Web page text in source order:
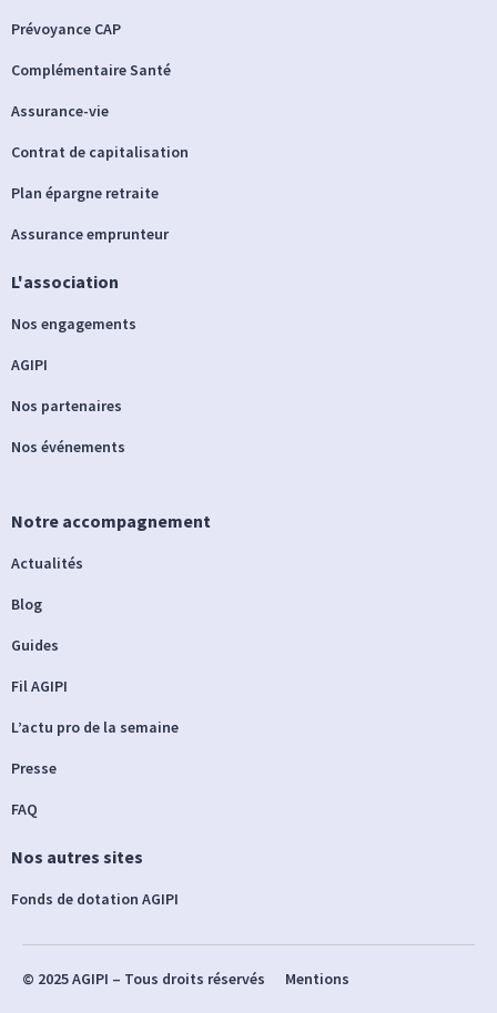
Prévoyance CAP
Complémentaire Santé
Assurance-vie
Contrat de capitalisation
Plan épargne retraite
Assurance emprunteur
L'association
Nos engagements
AGIPI
Nos partenaires
Nos événements
Notre accompagnement
Actualités
Blog
Guides
Fil AGIPI
L’actu pro de la semaine
Presse
FAQ
Nos autres sites
Fonds de dotation AGIPI
© 2025 AGIPI – Tous droits réservés Mentions